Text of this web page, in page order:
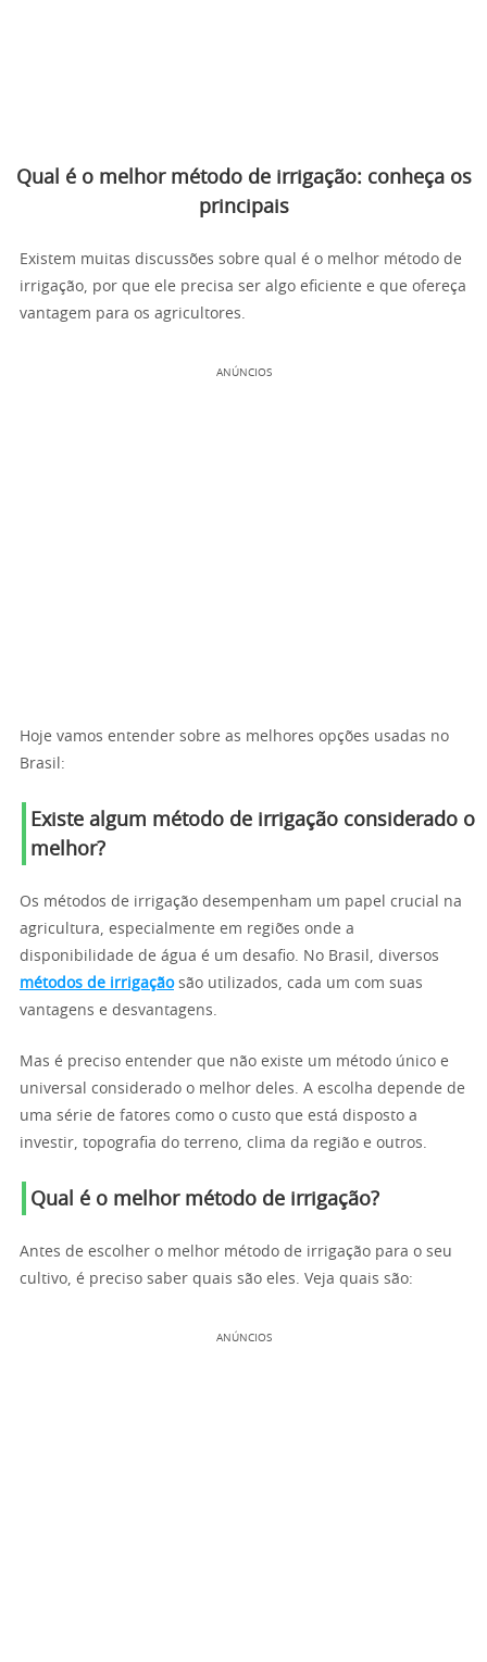
Qual é o melhor método de irrigação: conheça os
principais
Existem muitas discussões sobre qual é o melhor método de
irrigação, por que ele precisa ser algo eficiente e que ofereça
vantagem para os agricultores.
ANÚNCIOS
Hoje vamos entender sobre as melhores opções usadas no
Brasil:
Existe algum método de irrigação considerado o
melhor?
Os métodos de irrigação desempenham um papel crucial na
agricultura, especialmente em regiões onde a
disponibilidade de água é um desafio. No Brasil, diversos
métodos de irrigaçãosão utilizados, cada um com suas
vantagens e desvantagens.
Mas é preciso entender que não existe um método único e
universal considerado o melhor deles. A escolha depende de
uma série de fatores como o custo que está disposto a
investir, topografia do terreno, clima da região e outros.
Qual é o melhor método de irrigação?
Antes de escolher o melhor método de irrigação para o seu
cultivo, é preciso saber quais são eles. Veja quais são:
ANÚNCIOS